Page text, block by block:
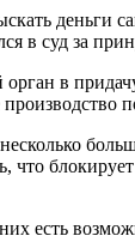
деньги
в суд за
в
есть